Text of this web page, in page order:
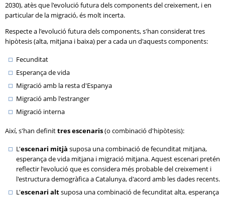
2030), atès que l'evolució futura dels components del creixement, i en
particular de la migració, és molt incerta.
Respecte a l'evolució futura dels components, s'han considerat tres
hipòtesis (alta, mitjana i baixa) per a cada un d'aquests components:
Fecunditat
Esperança de vida
Migració amb la resta d'Espanya
Migració amb l'estranger
Migració interna
Així, s'han definittres escenaris(o combinació d'hipòtesis):
L'escenari mitjà suposa una combinació de fecunditat mitjana,
esperança de vida mitjana i migració mitjana. Aquest escenari pretén
reflectir l'evolució que es considera més probable del creixement i
l'estructura demogràfica a Catalunya, d'acord amb les dades recents.
L'escenari altsuposa una combinació de fecunditat alta, esperança